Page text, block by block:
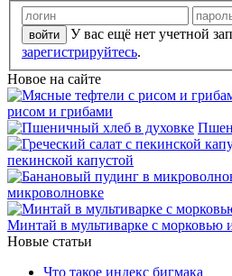
У вас ещё нет учетной
зарегистрируйтесь.
Новое на сайте
рисом и грибами
пекинской капустой
микроволновке
Минтай в мультиварке с морковью
Новые статьи
Что такое индекс бигмака